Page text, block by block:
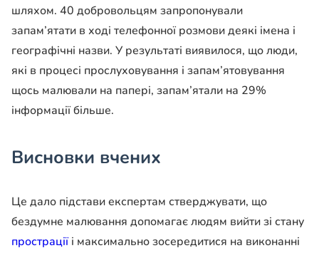
шляхом. 40 добровольцям запропонували
запам’ятати в ході телефонної розмови деякі імена і
географічні назви. У результаті виявилося, що люди,
які в процесі прослуховування і запам’ятовування
щось малювали на папері, запам’ятали на 29%
інформації більше.
Висновки вчених
Це дало підстави експертам стверджувати, що
бездумне малювання допомагає людям вийти зі стану
простраціїі максимально зосередитися на виконанні